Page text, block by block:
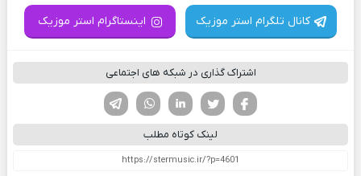
کانال تلگرام استر موزیک اینستاگرام استر موزیک
اشتراک گذاری در شبکه های اجتماعی
لینکدین تویتر
فیسوک
لینک کوتاه مطلب